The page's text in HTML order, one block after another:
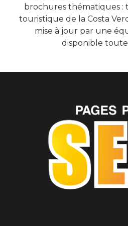
brochures thématiques
touristique de la Costa
mise à jour par une
disponible